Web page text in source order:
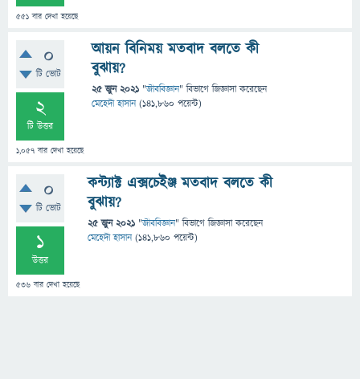
551 বার দেখা হয়েছে
0
টি ভোট
2
টি উত্তর
1,057 বার দেখা হয়েছে
আয়ন বিনিময় মতবাদ বলতে কী
বুঝায়?
25 জুন 2021 "জীববিজ্ঞান" বিভাগে জিজ্ঞাসাকরেছেন
মেহেদী হাসান (141,860 পয়েন্ট)
0
টি ভোট
1
উত্তর
536 বার দেখা হয়েছে
কন্ট্যাক্ট এক্সচেইঞ্জ মতবাদ বলতে কী
বুঝায়?
25 জুন 2021 "জীববিজ্ঞান" বিভাগে জিজ্ঞাসাকরেছেন
মেহেদী হাসান (141,860 পয়েন্ট)